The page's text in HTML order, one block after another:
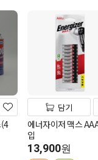
담기
에너자이저 맥스
입
13,900원